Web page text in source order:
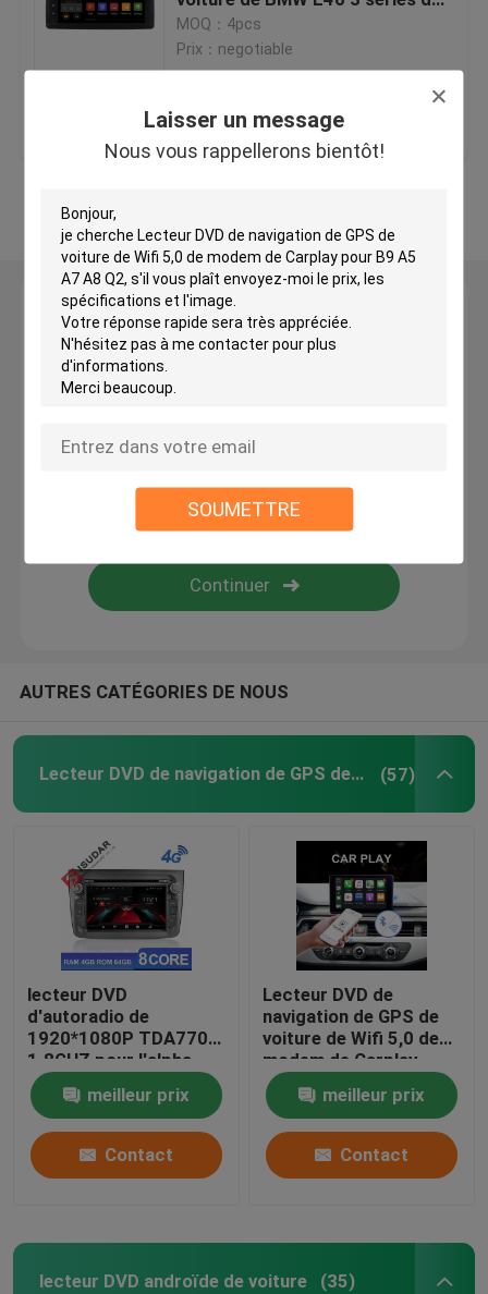
Laisser un message
Nous vous rappellerons bientôt!
SOUMETTRE
Lecteur DVD de navigation de GPS de voiture
lecteur DVD androïde de voiture
Lecteur DVD de voiture pour Mercedes Benz
lecteur de dvd de voiture 2 din
Navigation de DVD GPS pour BMW
système de navigation androïde de voiture
Système stéréo de lecteur multimédia de voiture
caméra inverse de voiture
navigation
MOQ：4pcs
Prix：negotiable
meilleur prix Contact
Laisser un message
Nous vous rappellerons bientôt!
AUTRES CATÉGORIES DE NOUS
Lecteur DVD de navigation de GPS de voiture (57)
lecteur DVD
d'autoradio de
1920*1080P TDA7708
1.8GHZ pour l'alpha
Romeo Mito
meilleur prix
Contact
Lecteur DVD de
navigation de GPS de
voiture de Wifi 5,0 de
modem de Carplay
pour B9 A5 A7 A8 Q2
meilleur prix
Contact
lecteur DVD androïde de voiture (35)